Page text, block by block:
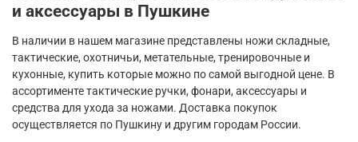
и аксессуары в Пушкине
В наличии в нашем магазине представлены ножи складные,
тактические, охотничьи, метательные, тренировочные и
кухонные, купить которые можно по самой выгодной цене. В
ассортименте тактические ручки, фонари, аксессуары и
средства для ухода за ножами. Доставка покупок
осуществляется по Пушкину и другим городам России.